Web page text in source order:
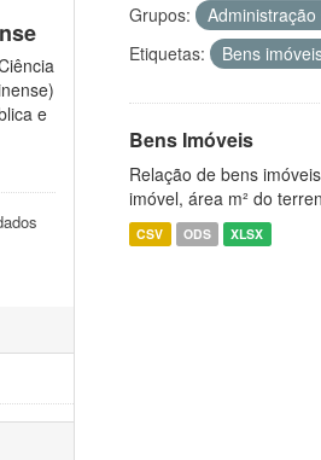
e
Grupos: Administração
Etiquetas:
Bens
Bens Imóveis
Relação de bens
imóvel, área m² do
CSV ODS XLSX